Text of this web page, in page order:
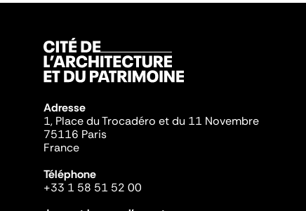
Adresse
1, Place du Trocadéro et du 11 Novembre
75116 Paris
France
Téléphone
+33 1 58 51 52 00